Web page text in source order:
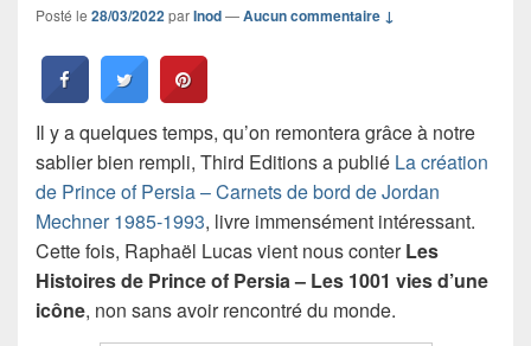
Posté le 28/03/2022parInod—Aucun commentaire ↓
Il y a quelques temps, qu’on remontera grâce à notre
sablier bien rempli, Third Editions a publié La création
de Prince of Persia – Carnets de bord de Jordan
Mechner 1985-1993, livre immensément intéressant.
Cette fois, Raphaël Lucas vient nous conterLes
Histoires de Prince of Persia – Les 1001 vies d’une
icône, non sans avoir rencontré du monde.